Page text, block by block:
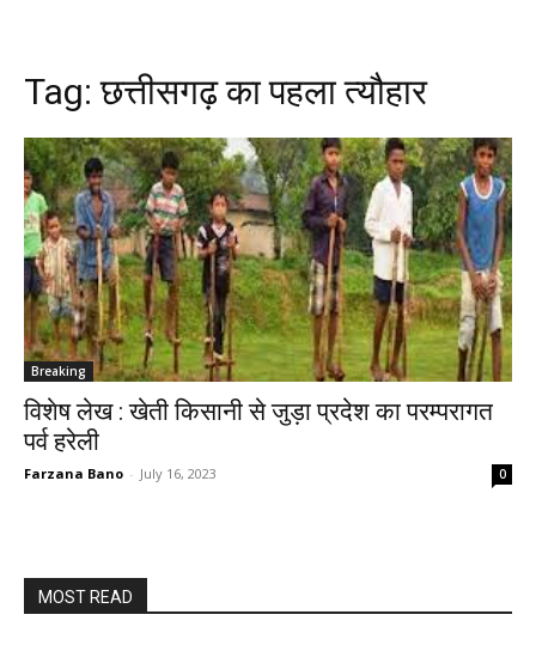
Tag:छत्तीसगढ़ का पहला त्यौहार
Breaking
विशेष लेख : खेती किसानी से जुड़ा प्रदेश का परम्परागत
पर्व हरेली
Farzana Bano - July 16, 2023 0
MOST READ